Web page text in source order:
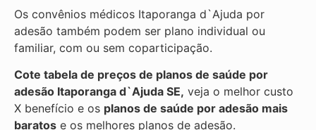
Os convênios médicos Itaporanga d`Ajuda por
adesão também podem ser plano individual ou
familiar, com ou sem coparticipação.
Cote tabela de preços de planos de saúde por
adesão Itaporanga d`Ajuda SE, veja o melhor custo
X benefício e os planos de saúde por adesão mais
baratos e os melhores planos de adesão.